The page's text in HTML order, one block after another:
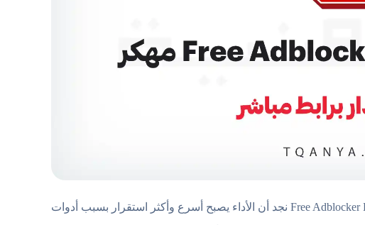
عند المقارنة بين الفرق بين التصفح العادي والتصفح عبر Free Adblocker Browser نجد أن الأداء يصبح أسرع وأكثر استقرار بسبب أدوات